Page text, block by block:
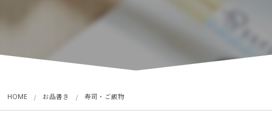
HOME お品書き 寿司・ご飯物